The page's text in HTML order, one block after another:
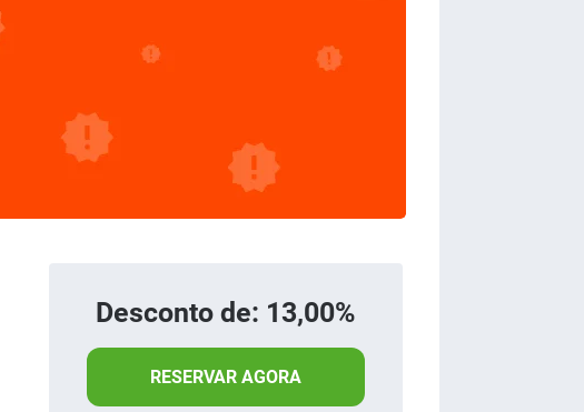
Desconto de: 13,00%
RESERVAR AGORA